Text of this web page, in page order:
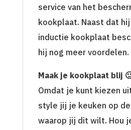
service van het
kookplaat. Naast dat
inductie kookplaat
hij nog meer voordelen.
Maak je kookplaat blij
Omdat je kunt kiezen
style jij je keuken op
waarop jij dit wilt. Hou